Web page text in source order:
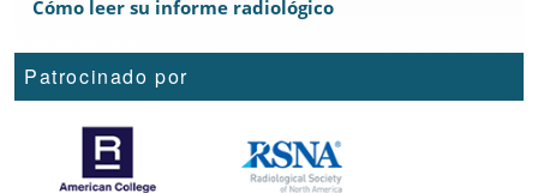
Cómo leer su informe radiológico
Patrocinado por